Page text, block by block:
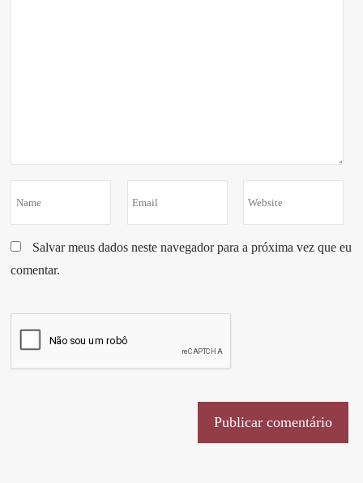
Salvar meus dados neste navegador para a próxima vez que eu
comentar.